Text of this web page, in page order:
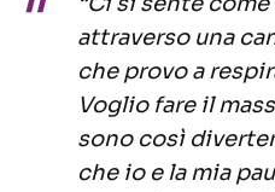
attraverso una
che provo a
Voglio fare il
sono così
che io e la mia